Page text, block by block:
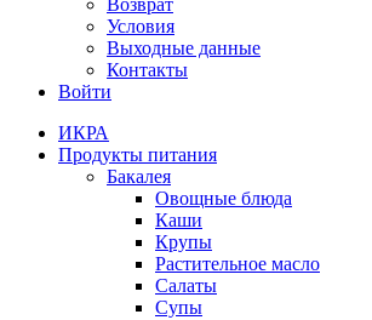
Возврат
Условия
Выходные данные
Контакты
Войти
ИКРА
Продукты питания
Бакалея
Овощные блюда
Каши
Крупы
Растительное масло
Салаты
Супы